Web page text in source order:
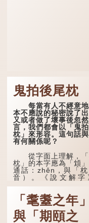
鬼拍後尾枕
每當有人不經意地
本不應說的秘密說了出
又或者做了壞事後忽
言，我們都會以「鬼
枕」來形容。這句話
有何關係呢？
從字面上理解，「
枕」的本字應為「䪴
通話：zhěn，與「枕
音）。《說文解字
後部與枕頭接觸的地方
民間流傳有一種說
人會將一些不欲為人所
記憶藏於頸後之處。如
「耄耋之年」
與「期頤之